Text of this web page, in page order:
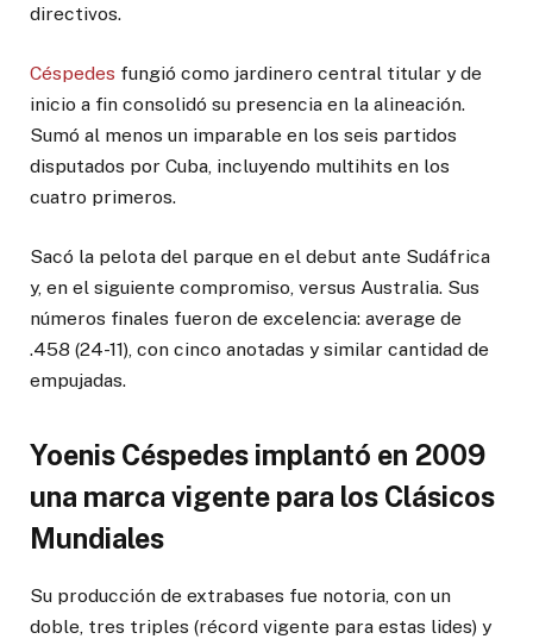
directivos.
Céspedes fungió como jardinero central titular y de
inicio a fin consolidó su presencia en la alineación.
Sumó al menos un imparable en los seis partidos
disputados por Cuba, incluyendo multihits en los
cuatro primeros.
Sacó la pelota del parque en el debut ante Sudáfrica
y, en el siguiente compromiso, versus Australia. Sus
números finales fueron de excelencia: average de
.458 (24-11), con cinco anotadas y similar cantidad de
empujadas.
Yoenis Céspedes implantó en 2009
una marca vigente para los Clásicos
Mundiales
Su producción de extrabases fue notoria, con un
doble, tres triples (récord vigente para estas lides) y